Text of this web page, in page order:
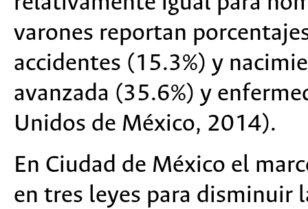
varones reportan
accidentes (15.3%) y
avanzada (35.6%) y
Unidos de México, 2014).
En Ciudad de México el
en tres leyes para disminuir